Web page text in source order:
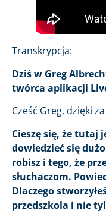
Transkrypcja:
Dziś w Greg
twórca aplikacji
Cześć Greg, dzięki
Cieszę się, że tutaj
dowiedzieć się
robisz i tego, że
słuchaczom.
Dlaczego
przedszkola i nie